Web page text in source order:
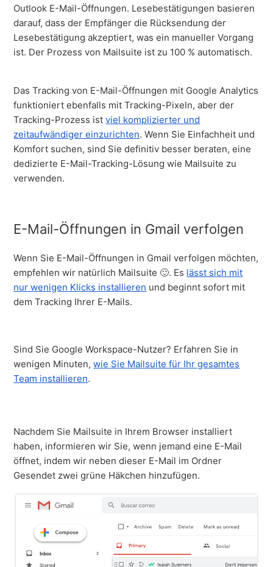
Outlook E-Mail-Öffnungen. Lesebestätigungen basieren
darauf, dass der Empfänger die Rücksendung der
Lesebestätigung akzeptiert, was ein manueller Vorgang
ist. Der Prozess von Mailsuite ist zu 100 % automatisch.
Das Tracking von E-Mail-Öffnungen mit Google Analytics
funktioniert ebenfalls mit Tracking-Pixeln, aber der
Tracking-Prozess istviel komplizierter und
zeitaufwändiger einzurichten. Wenn Sie Einfachheit und
Komfort suchen, sind Sie definitiv besser beraten, eine
dedizierte E-Mail-Tracking-Lösung wie Mailsuite zu
verwenden.
E-Mail-Öffnungen in Gmail verfolgen
Wenn Sie E-Mail-Öffnungen in Gmail verfolgen möchten,
empfehlen wir natürlich Mailsuite 🙂. Es lässt sich mit
nur wenigen Klicks installieren und beginnt sofort mit
dem Tracking Ihrer E-Mails.
Sind Sie Google Workspace-Nutzer? Erfahren Sie in
wenigen Minuten,wie Sie Mailsuite für Ihr gesamtes
Team installieren.
Nachdem Sie Mailsuite in Ihrem Browser installiert
haben, informieren wir Sie, wenn jemand eine E-Mail
öffnet, indem wir neben dieser E-Mail im Ordner
Gesendet zwei grüne Häkchen hinzufügen.